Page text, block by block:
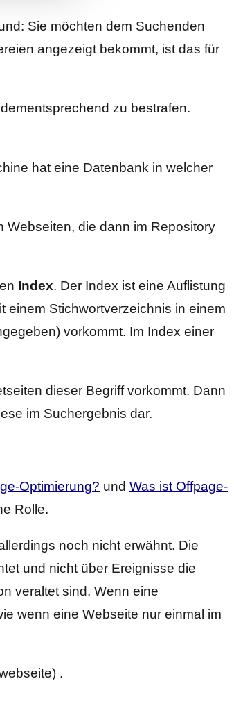
Sie möchten dem Suchenden
angezeigt bekommt, ist das für
zu bestrafen.
hat eine Datenbank in welcher
die dann im Repository
Index. Der Index ist eine Auflistung
einem Stichwortverzeichnis in einem
vorkommt. Im Index einer
dieser Begriff vorkommt. Dann
im Suchergebnis dar.
Optimierung? und Was ist Offpage-
Rolle.
noch nicht erwähnt. Die
und nicht über Ereignisse die
veraltet sind. Wenn eine
wenn eine Webseite nur einmal im
.